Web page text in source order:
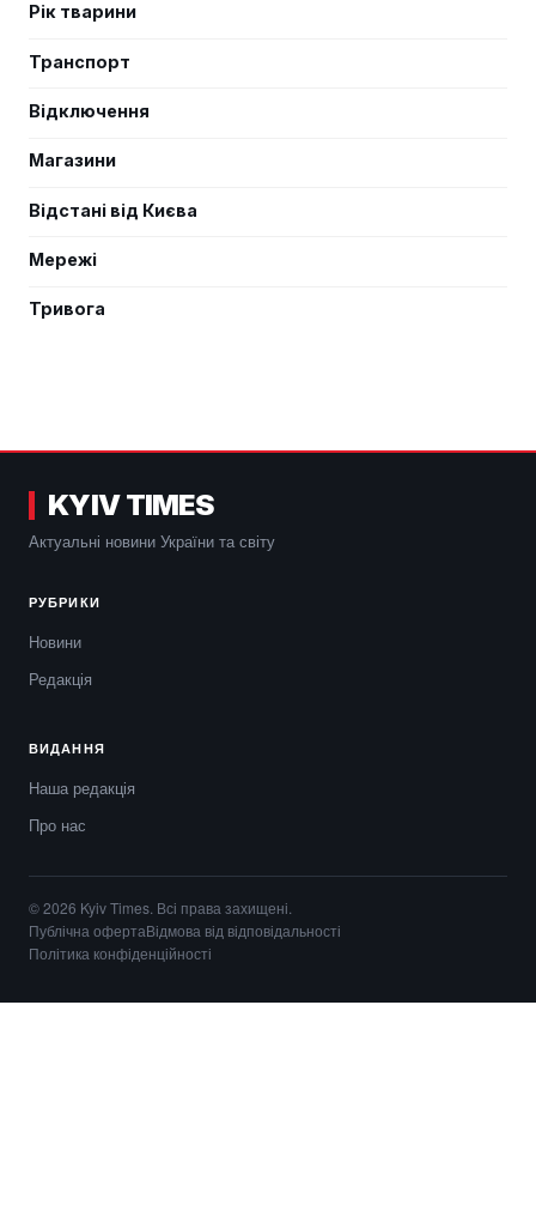
Рік тварини
Транспорт
Відключення
Магазини
Відстані від Києва
Мережі
Тривога
KYIV TIMES
Актуальні новини України та світу
РУБРИКИ
Новини
Редакція
ВИДАННЯ
Наша редакція
Про нас
© 2026 Kyiv Times. Всі права захищені.
Публічна офертаВідмова від відповідальності
Політика конфіденційності